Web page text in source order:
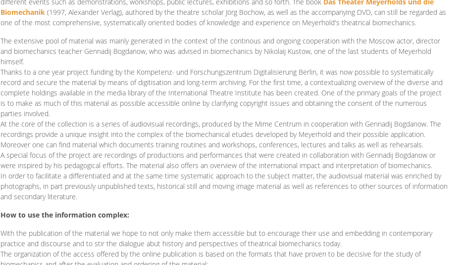
Biomechanik (1997, Alexander Verlag), authored by the theatre scholar Jörg Bochow, as well as the accompanying DVD, can still be regarded as
one of the most comprehensive, systematically oriented bodies of knowledge and experience on Meyerhold's theatrical biomechanics.
The extensive pool of material was mainly generated in the context of the continous and ongoing cooperation with the Moscow actor, director
and biomechanics teacher Gennadij Bogdanow, who was advised in biomechanics by Nikolaij Kustow, one of the last students of Meyerhold
himself.
Thanks to a one year project funding by the Kompetenz- und Forschungszentrum Digitalisierung Berlin, it was now possible to systematically
record and secure the material by means of digitisation and long-term archiving. For the first time, a contextualizing overview of the diverse and
complete holdings available in the media library of the International Theatre Institute has been created. One of the primary goals of the project
is to make as much of this material as possible accessible online by clarifying copyright issues and obtaining the consent of the numerous
parties involved.
At the core of the collection is a series of audiovisual recordings, produced by the Mime Centrum in cooperation with Gennadij Bogdanow. The
recordings provide a unique insight into the complex of the biomechanical etudes developed by Meyerhold and their possible application.
Moreover one can find material which documents training routines and workshops, conferences, lectures and talks as well as rehearsals.
A special focus of the project are recordings of productions and performances that were created in collaboration with Gennadij Bogdanow or
were inspired by his pedagogical efforts. The material also offers an overview of the international impact and interpretation of biomechanics.
In order to facilitate a differentiated and at the same time systematic approach to the subject matter, the audiovisual material was enriched by
photographs, in part previously unpublished texts, historical still and moving image material as well as references to other sources of information
and secondary literature.
How to use the information complex:
With the publication of the material we hope to not only make them accessible but to encourage their use and embedding in contemporary
practice and discourse and to stir the dialogue abut history and perspectives of theatrical biomechanics today.
The organization of the access offered by the online publication is based on the formats that have proven to be decisive for the study of